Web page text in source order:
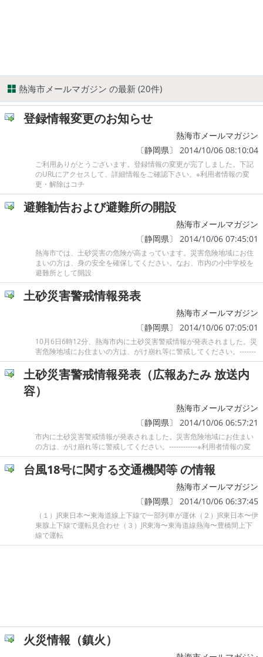
熱海市メールマガジン の最新 (20件)
登録情報変更のお知らせ
熱海市メールマガジン
〔静岡県〕 2014/10/06 08:10:04
ご利用ありがとうございます。登録情報の変更が完了しました。下記
のURLにアクセスして、詳細情報をご確認下さい。※利用者情報の変
更・解除はコチ
避難勧告および避難所の開設
熱海市メールマガジン
〔静岡県〕 2014/10/06 07:45:01
熱海市では、土砂災害の危険が高まっています。災害危険地域にお住
まいの方は、身の安全を確保してください。なお、市内の小中学校を
避難所として開設
土砂災害警戒情報発表
熱海市メールマガジン
〔静岡県〕 2014/10/06 07:05:01
10月6日6時12分、熱海市内に土砂災害警戒情報が発表されました。災
害危険地域にお住まいの方は、がけ崩れ等に警戒してください。-------
土砂災害警戒情報発表（広報あたみ 放送内
容）
熱海市メールマガジン
〔静岡県〕 2014/10/06 06:57:21
市内に土砂災害警戒情報が発表されました。災害危険地域にお住まい
の方は、がけ崩れ等に警戒してください。------------※利用者情報の変
台風18号に関する交通機関等 の情報
熱海市メールマガジン
〔静岡県〕 2014/10/06 06:37:45
（１）JR東日本〜東海道線上下線で一部列車が運休（２）JR東日本〜伊
東腺上下線で運転見合わせ（３）JR東海〜東海道線熱海〜豊橋間上下
線で運転
火災情報（鎮火）